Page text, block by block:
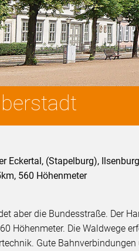
Eckertal, (Stapelburg),
560 Höhenmeter
aber die Bundesstraße. Der
Höhenmeter. Die Waldwege
Gute